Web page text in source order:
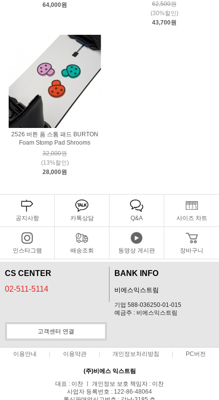
64,000원
62,500원
(30%할인)
43,700원
2526 버튼 폼 스톰 패드 BURTON
Foam Stomp Pad Shrooms
32,000원
(13%할인)
28,000원
공지사항 카톡상담 Q&A 사이즈 차트
인스타그램 배송조회 동영상 게시판 장바구니
CS CENTER
02-511-5114
BANK INFO
비에스익스트림
기업 588-036250-01-015
예금주 : 비에스익스트림
고객센터 연결
이용안내 이용약관 개인정보처리방침 PC버전
(주)비에스 익스트림
대표 : 이찬 ㅣ 개인정보 보호 책임자 : 이찬
사업자 등록번호 : 122-86-48064